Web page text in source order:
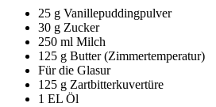
25 g Vanillepuddingpulver
30 g Zucker
250 ml Milch
125 g Butter (Zimmertemperatur)
Für die Glasur
125 g Zartbitterkuvertüre
1 EL Öl